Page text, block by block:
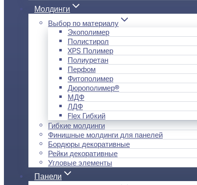
Молдинги
Выбор по материалу
Экополимер
Полистирол
XPS Полимер
Полиуретан
Перфом
Фитополимер
Дюрополимер®
МДФ
ЛДФ
Flex Гибкий
Гибкие молдинги
Финишные молдинги для панелей
Бордюры декоративные
Рейки декоративные
Угловые элементы
Панели